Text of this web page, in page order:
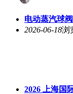
电动蒸汽球
2026-06-18浏
2026 上海国